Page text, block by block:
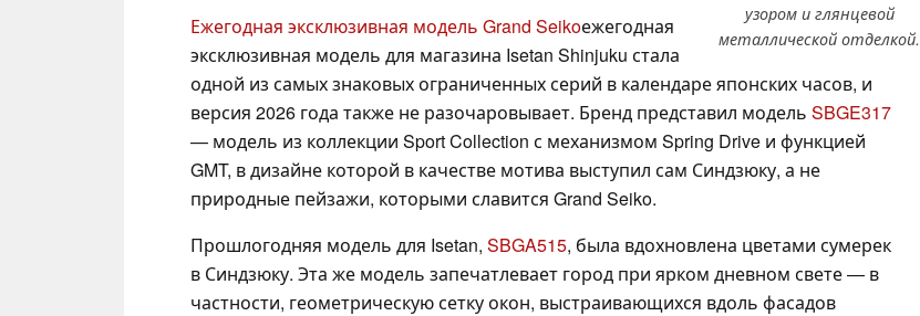
узором и глянцевой
металлической отделкой.
Ежегодная эксклюзивная модель Grand Seikoежегодная
эксклюзивная модель для магазина Isetan Shinjuku стала
одной из самых знаковых ограниченных серий в календаре японских часов, и
версия 2026 года также не разочаровывает. Бренд представил модель SBGE317
— модель из коллекции Sport Collection с механизмом Spring Drive и функцией
GMT, в дизайне которой в качестве мотива выступил сам Синдзюку, а не
природные пейзажи, которыми славится Grand Seiko.
Прошлогодняя модель для Isetan, SBGA515, была вдохновлена цветами сумерек
в Синдзюку. Эта же модель запечатлевает город при ярком дневном свете — в
частности, геометрическую сетку окон, выстраивающихся вдоль фасадов